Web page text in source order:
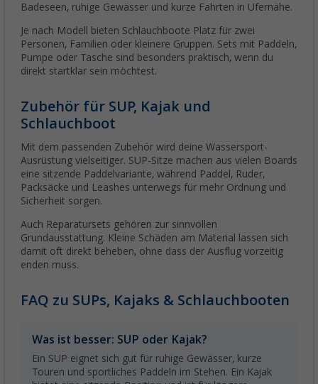
Badeseen, ruhige Gewässer und kurze Fahrten in Ufernähe.
Je nach Modell bieten Schlauchboote Platz für zwei
Personen, Familien oder kleinere Gruppen. Sets mit Paddeln,
Pumpe oder Tasche sind besonders praktisch, wenn du
direkt startklar sein möchtest.
Zubehör für SUP, Kajak und
Schlauchboot
Mit dem passenden Zubehör wird deine Wassersport-
Ausrüstung vielseitiger. SUP-Sitze machen aus vielen Boards
eine sitzende Paddelvariante, während Paddel, Ruder,
Packsäcke und Leashes unterwegs für mehr Ordnung und
Sicherheit sorgen.
Auch Reparatursets gehören zur sinnvollen
Grundausstattung. Kleine Schäden am Material lassen sich
damit oft direkt beheben, ohne dass der Ausflug vorzeitig
enden muss.
FAQ zu SUPs, Kajaks & Schlauchbooten
Was ist besser: SUP oder Kajak?
Ein SUP eignet sich gut für ruhige Gewässer, kurze
Touren und sportliches Paddeln im Stehen. Ein Kajak